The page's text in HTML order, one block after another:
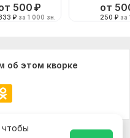
500₽
₽ за 1 000 зн.
от
250 ₽ за
об этом кворке
, чтобы